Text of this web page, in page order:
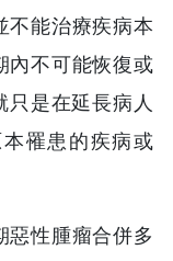
不能治療疾病本
內不可能恢復或
只是在延長病人
罹患的疾病或
惡性腫瘤合併多